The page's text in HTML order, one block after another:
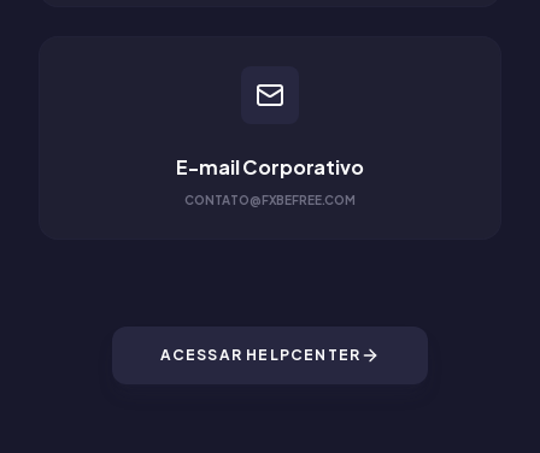
E-mail Corporativo
CONTATO@FXBEFREE.COM
ACESSAR HELPCENTER